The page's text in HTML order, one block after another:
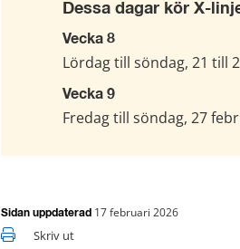
Dessa dagar kör X-
Vecka 8
Lördag till söndag, 21 till
Vecka 9
Fredag till söndag, 27
Sidan uppdaterad 17 februari 2026
Skriv ut